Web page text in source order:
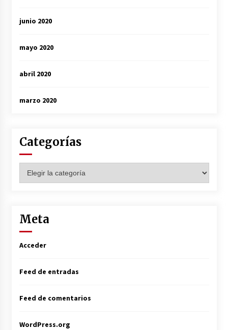
junio 2020
mayo 2020
abril 2020
marzo 2020
Categorías
Meta
Acceder
Feed de entradas
Feed de comentarios
WordPress.org